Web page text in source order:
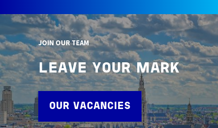
JOIN OUR TEAM
LEAVE YOUR MARK
OUR VACANCIES